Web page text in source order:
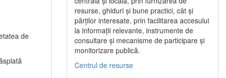
de
resurse, ghiduri și bune practici, cât și
părților interesate, prin facilitarea accesului
la informații relevante, instrumente de
consultare și mecanisme de participare și
monitorizare publică.
Centrul de resurse